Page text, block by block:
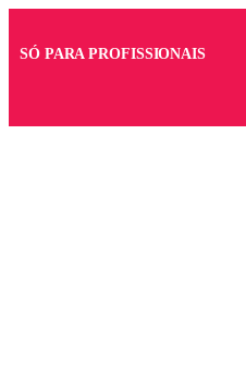
SÓ PARA PROFISSIONAIS